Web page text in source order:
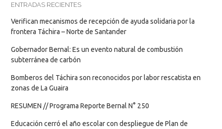
ENTRADAS RECIENTES
Verifican mecanismos de recepción de ayuda solidaria por la
frontera Táchira – Norte de Santander
Gobernador Bernal: Es un evento natural de combustión
subterránea de carbón
Bomberos del Táchira son reconocidos por labor rescatista en
zonas de La Guaira
RESUMEN // Programa Reporte Bernal N° 250
Educación cerró el año escolar con despliegue de Plan de